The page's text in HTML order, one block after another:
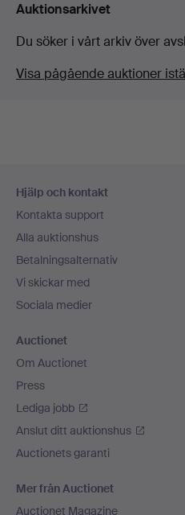
Auktionsarkivet
Du söker i vårt arkiv över
Visa pågående auktioner
Hjälp och kontakt
Kontakta support
Alla auktionshus
Betalningsalternativ
Vi skickar med
Sociala medier
Auctionet
Om Auctionet
Press
Lediga jobb
Anslut ditt auktionshus
Auctionets garanti
Mer från Auctionet
Auctionet Magazine